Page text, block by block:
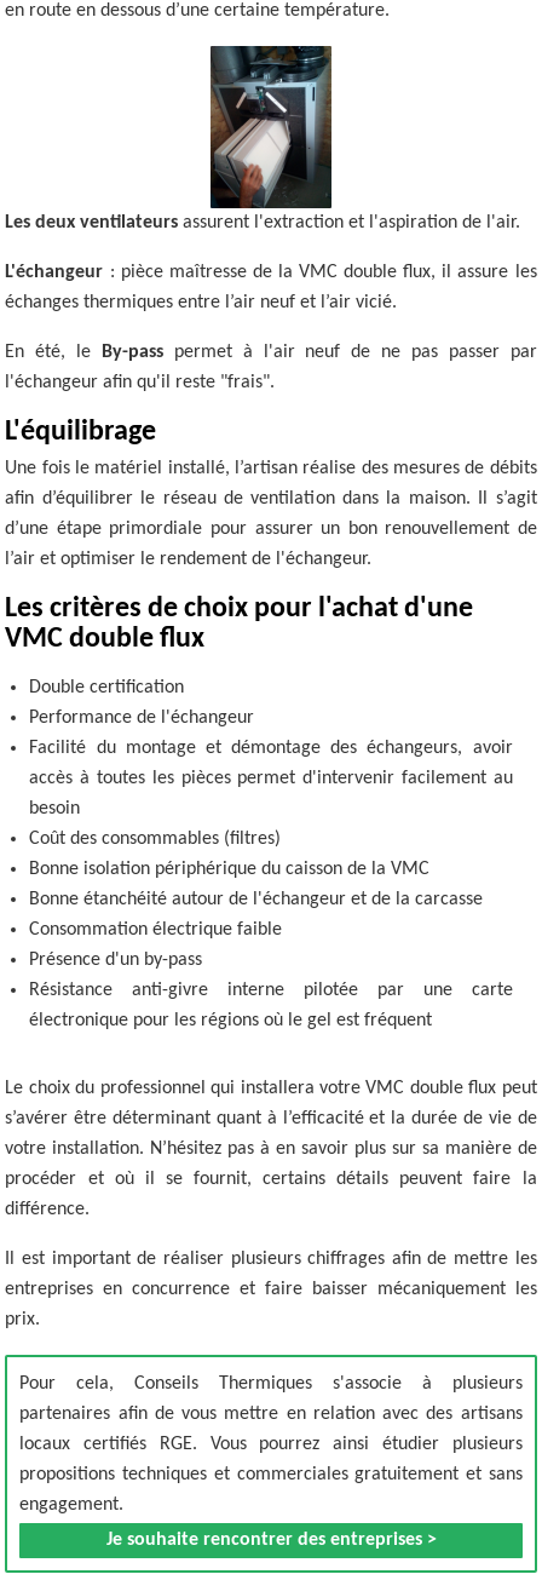
en route en dessous d’une certaine température.
Les deux ventilateurs assurent l'extraction et l'aspiration de l'air.
L'échangeur : pièce maîtresse de la VMC double flux, il assure les
échanges thermiques entre l’air neuf et l’air vicié.
En été, le By-pass permet à l'air neuf de ne pas passer par
l'échangeur afin qu'il reste "frais".
L'équilibrage
Une fois le matériel installé, l’artisan réalise des mesures de débits
afin d’équilibrer le réseau de ventilation dans la maison. Il s’agit
d’une étape primordiale pour assurer un bon renouvellement de
l’air et optimiser le rendement de l'échangeur.
Les critères de choix pour l'achat d'une
VMC double flux
Double certification
Performance de l'échangeur
Facilité du montage et démontage des échangeurs, avoir
accès à toutes les pièces permet d'intervenir facilement au
besoin
Coût des consommables (filtres)
Bonne isolation périphérique du caisson de la VMC
Bonne étanchéité autour de l'échangeur et de la carcasse
Consommation électrique faible
Présence d'un by-pass
Résistance anti-givre interne pilotée par une carte
électronique pour les régions où le gel est fréquent
Le choix du professionnel qui installera votre VMC double flux peut
s’avérer être déterminant quant à l’efficacité et la durée de vie de
votre installation. N’hésitez pas à en savoir plus sur sa manière de
procéder et où il se fournit, certains détails peuvent faire la
différence.
Il est important de réaliser plusieurs chiffrages afin de mettre les
entreprises en concurrence et faire baisser mécaniquement les
prix.
Pour cela, Conseils Thermiques s'associe à plusieurs
partenaires afin de vous mettre en relation avec des artisans
locaux certifiés RGE. Vous pourrez ainsi étudier plusieurs
propositions techniques et commerciales gratuitement et sans
engagement.
Je souhaite rencontrer des entreprises >